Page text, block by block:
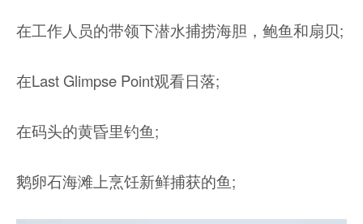
在工作人员的带领下潜水捕捞海胆，鲍鱼和扇贝;
在Last Glimpse Point观看日落;
在码头的黄昏里钓鱼;
鹅卵石海滩上烹饪新鲜捕获的鱼;